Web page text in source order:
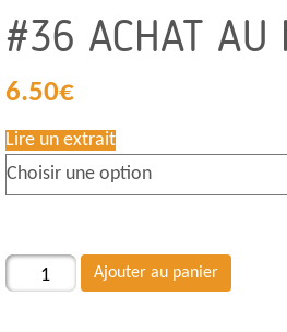
#36 ACHAT AU
6.50€
Lire un extrait
quantité
de
Ajouter au panier